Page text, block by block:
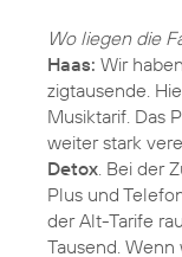
Wo liegen die
Haas: Wir
zigtausende.
Musiktarif. Das
weiter stark
Detox. Bei der
Plus und
der Alt-Tarife
Tausend.